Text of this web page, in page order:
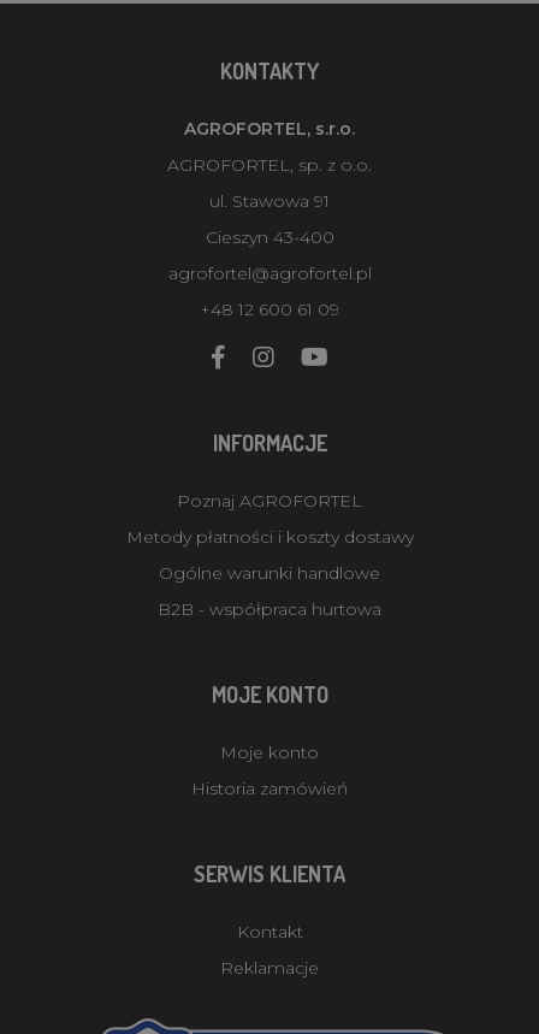
KONTAKTY
AGROFORTEL, s.r.o.
AGROFORTEL, sp. z o.o.
ul. Stawowa 91
Cieszyn 43-400
agrofortel@agrofortel.pl
+48 12 600 61 09
INFORMACJE
Poznaj AGROFORTEL
Metody płatności i koszty dostawy
Ogólne warunki handlowe
B2B - współpraca hurtowa
MOJE KONTO
Moje konto
Historia zamówień
SERWIS KLIENTA
Kontakt
Reklamacje